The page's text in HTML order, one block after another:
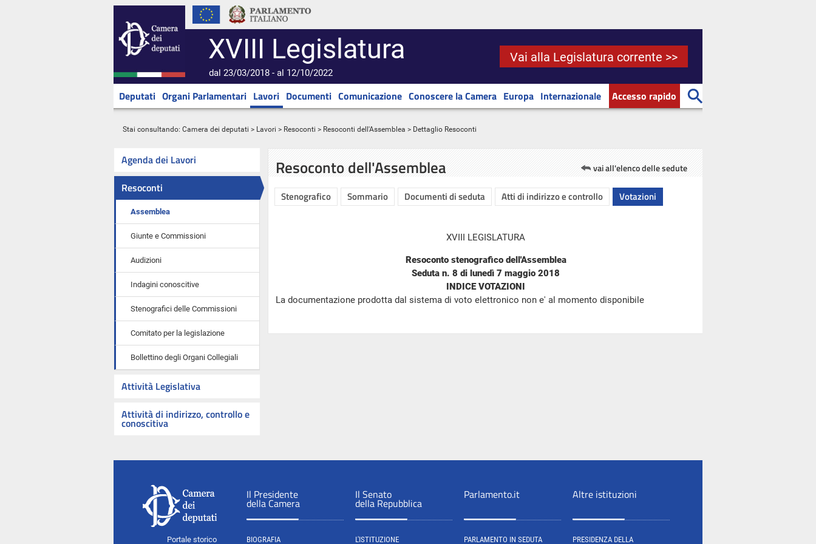
XVIII Legislatura
dal 23/03/2018 - al 12/10/2022
Vai alla Legislatura corrente >>
Deputati Organi Parlamentari Lavori Documenti Comunicazione Conoscere la Camera Europa Internazionale Accesso rapido
Stai consultando: Camera dei deputati > Lavori > Resoconti > Resoconti dell'Assemblea > Dettaglio Resoconti
Agenda dei Lavori
Resoconti
Assemblea
Giunte e Commissioni
Audizioni
Indagini conoscitive
Stenografici delle Commissioni
Comitato per la legislazione
Bollettino degli Organi Collegiali
Attività Legislativa
Attività di indirizzo, controllo e
conoscitiva
Resoconto dell'Assemblea vai all'elenco delle sedute
Stenografico Sommario Documenti di seduta Atti di indirizzo e controllo Votazioni
XVIII LEGISLATURA
Resoconto stenografico dell'Assemblea
Seduta n. 8 di lunedì 7 maggio 2018
INDICE VOTAZIONI
La documentazione prodotta dal sistema di voto elettronico non e' al momento disponibile
Portale storico
Il Presidente
della Camera
BIOGRAFIA
Il Senato
della Repubblica
L'ISTITUZIONE
Parlamento.it
PARLAMENTO IN SEDUTA
Altre istituzioni
PRESIDENZA DELLA